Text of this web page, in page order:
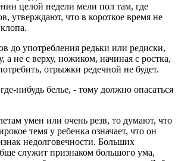
целой недели мели пол там, где
утверждают, что в короткое время не
до употребления редьки или редиски,
а не с верху, ножиком, начиная с ростка,
отрыжки редечной не будет.
нибудь белье, - тому должно опасаться
умен или очень резв, то думают, что
темя у ребенка означает, что он
недолговечности. Больших
служит признаком большого ума,